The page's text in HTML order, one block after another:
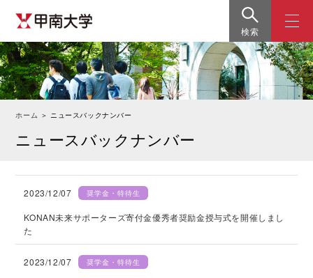
検索
ホーム ＞ニュースバックナンバー
ニュースバックナンバー
2023/12/07 奨学金・特待生
KONAN未来サポーターズ寄付金優秀者奨励金授与式を開催しまし
た
2023/12/07 奨学金・特待生